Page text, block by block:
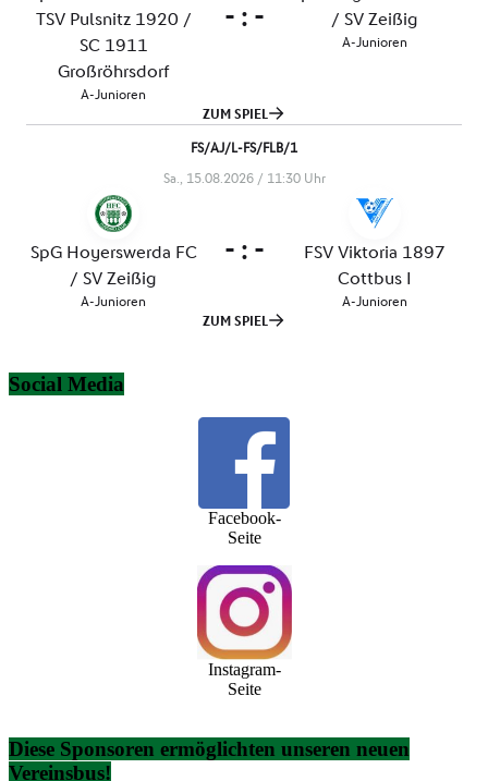
Social Media
Facebook-
Seite
Instagram-
Seite
Diese Sponsoren ermöglichten unseren neuen
Vereinsbus!